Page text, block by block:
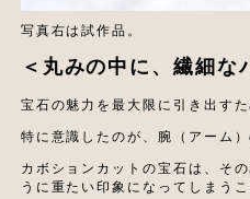
写真右は試作品。
＜丸みの中に、繊細な
宝石の魅力を最大限に引き出す
特に意識したのが、腕（アーム）
カボションカットの宝石は、そ
うに重たい印象になってしまうこ